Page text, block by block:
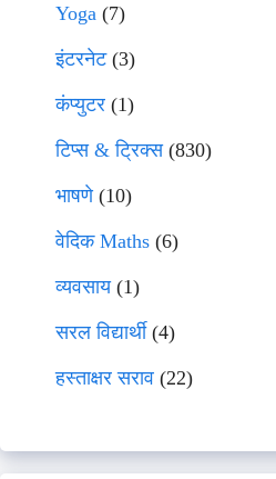
Yoga (7)
इंटरनेट(3)
कंप्युटर (1)
टिप्स & ट्रिक्स(830)
भाषणे(10)
वेदिक Maths (6)
व्यवसाय(1)
सरल विद्यार्थी(4)
हस्ताक्षर सराव (22)